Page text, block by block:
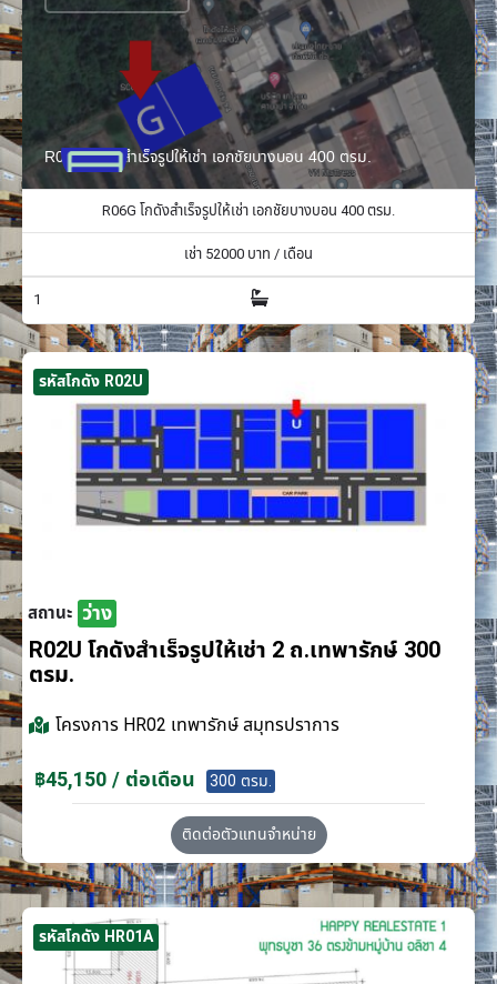
R06G โกดังสำเร็จรูปให้เช่า เอกชัยบางบอน 400 ตรม.
R06G โกดังสำเร็จรูปให้เช่า เอกชัยบางบอน 400 ตรม.
เช่า 52000 บาท / เดือน
1
รหัสโกดัง R02U
สถานะ ว่าง
R02U โกดังสำเร็จรูปให้เช่า 2 ถ.เทพารักษ์ 300
ตรม.
โครงการ HR02 เทพารักษ์ สมุทรปราการ
฿45,150 / ต่อเดือน 300 ตรม.
ติดต่อตัวแทนจำหน่าย
รหัสโกดัง HR01A